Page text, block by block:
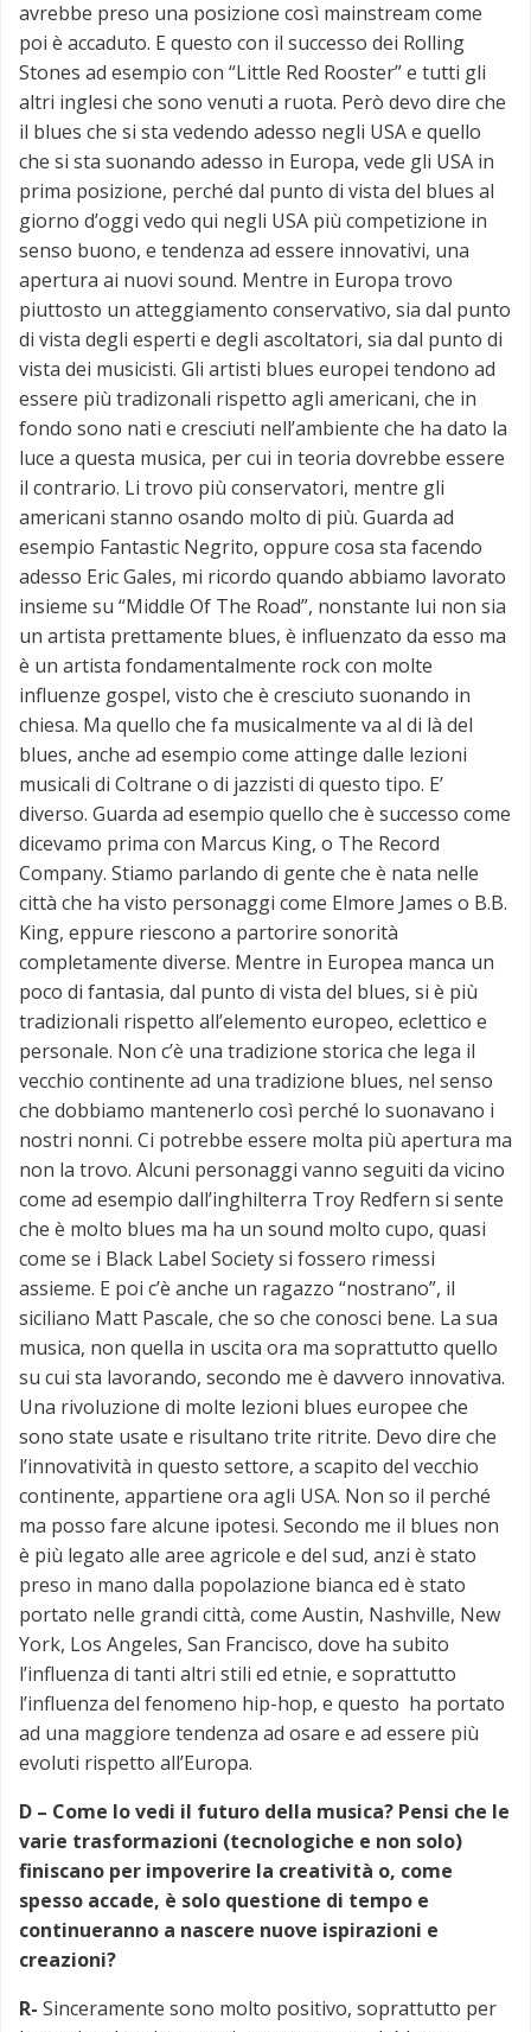
avrebbe preso una posizione così mainstream come
poi è accaduto. E questo con il successo dei Rolling
Stones ad esempio con “Little Red Rooster” e tutti gli
altri inglesi che sono venuti a ruota. Però devo dire che
il blues che si sta vedendo adesso negli USA e quello
che si sta suonando adesso in Europa, vede gli USA in
prima posizione, perché dal punto di vista del blues al
giorno d’oggi vedo qui negli USA più competizione in
senso buono, e tendenza ad essere innovativi, una
apertura ai nuovi sound. Mentre in Europa trovo
piuttosto un atteggiamento conservativo, sia dal punto
di vista degli esperti e degli ascoltatori, sia dal punto di
vista dei musicisti. Gli artisti blues europei tendono ad
essere più tradizonali rispetto agli americani, che in
fondo sono nati e cresciuti nell’ambiente che ha dato la
luce a questa musica, per cui in teoria dovrebbe essere
il contrario. Li trovo più conservatori, mentre gli
americani stanno osando molto di più. Guarda ad
esempio Fantastic Negrito, oppure cosa sta facendo
adesso Eric Gales, mi ricordo quando abbiamo lavorato
insieme su “Middle Of The Road”, nonstante lui non sia
un artista prettamente blues, è influenzato da esso ma
è un artista fondamentalmente rock con molte
influenze gospel, visto che è cresciuto suonando in
chiesa. Ma quello che fa musicalmente va al di là del
blues, anche ad esempio come attinge dalle lezioni
musicali di Coltrane o di jazzisti di questo tipo. E’
diverso. Guarda ad esempio quello che è successo come
dicevamo prima con Marcus King, o The Record
Company. Stiamo parlando di gente che è nata nelle
città che ha visto personaggi come Elmore James o B.B.
King, eppure riescono a partorire sonorità
completamente diverse. Mentre in Europea manca un
poco di fantasia, dal punto di vista del blues, si è più
tradizionali rispetto all’elemento europeo, eclettico e
personale. Non c’è una tradizione storica che lega il
vecchio continente ad una tradizione blues, nel senso
che dobbiamo mantenerlo così perché lo suonavano i
nostri nonni. Ci potrebbe essere molta più apertura ma
non la trovo. Alcuni personaggi vanno seguiti da vicino
come ad esempio dall’inghilterra Troy Redfern si sente
che è molto blues ma ha un sound molto cupo, quasi
come se i Black Label Society si fossero rimessi
assieme. E poi c’è anche un ragazzo “nostrano”, il
siciliano Matt Pascale, che so che conosci bene. La sua
musica, non quella in uscita ora ma soprattutto quello
su cui sta lavorando, secondo me è davvero innovativa.
Una rivoluzione di molte lezioni blues europee che
sono state usate e risultano trite ritrite. Devo dire che
l’innovatività in questo settore, a scapito del vecchio
continente, appartiene ora agli USA. Non so il perché
ma posso fare alcune ipotesi. Secondo me il blues non
è più legato alle aree agricole e del sud, anzi è stato
preso in mano dalla popolazione bianca ed è stato
portato nelle grandi città, come Austin, Nashville, New
York, Los Angeles, San Francisco, dove ha subito
l’influenza di tanti altri stili ed etnie, e soprattutto
l’influenza del fenomeno hip-hop, e questo ha portato
ad una maggiore tendenza ad osare e ad essere più
evoluti rispetto all’Europa.
D – Come lo vedi il futuro della musica? Pensi che le
varie trasformazioni (tecnologiche e non solo)
finiscano per impoverire la creatività o, come
spesso accade, è solo questione di tempo e
continueranno a nascere nuove ispirazioni e
creazioni?
R- Sinceramente sono molto positivo, soprattutto per